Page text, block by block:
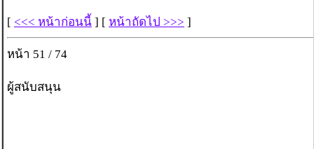
[ <<< หน้าก่อนนี้ ] [ หน้าถัดไป >>> ]
หน้า 51 / 74
ผู้สนับสนุน